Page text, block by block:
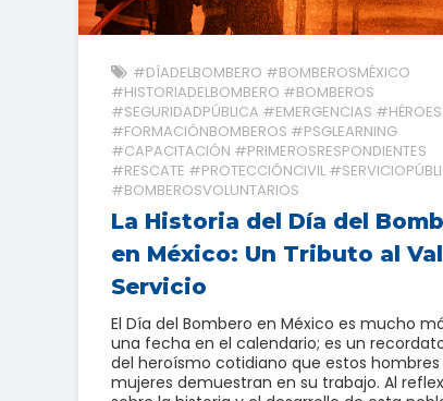
#DÍADELBOMBERO #BOMBEROSMÉXICO
#HISTORIADELBOMBERO #BOMBEROS
#SEGURIDADPÚBLICA #EMERGENCIAS #HÉROES
#FORMACIÓNBOMBEROS #PSGLEARNING
#CAPACITACIÓN #PRIMEROSRESPONDIENTES
#RESCATE #PROTECCIÓNCIVIL
#BOMBEROSVOLUNTARIOS
La Historia del Día del
en México: Un Tributo al
Servicio
El Día del Bombero en México es mucho
una fecha en el calendario; es un
del heroísmo cotidiano que estos hombres
mujeres demuestran en su trabajo. Al